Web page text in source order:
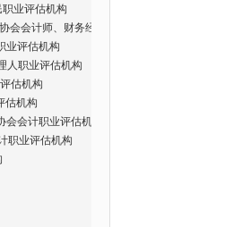
业评估机构
会会计师、财务经理职业评估机构
业评估机构
人职业评估机构
估机构
估机构
会会计职业评估机构
职业评估机构